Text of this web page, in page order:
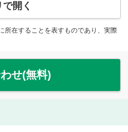
開く
所在することを表すものであり、実際
せ(無料)